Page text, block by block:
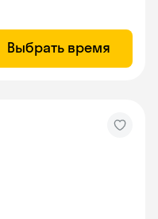
Выбрать время